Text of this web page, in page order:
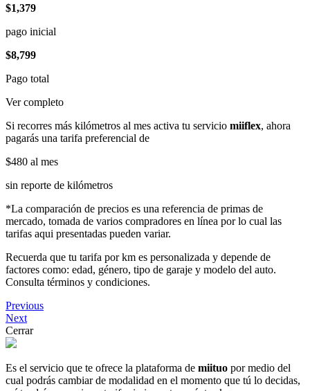
$1,379
pago inicial
$8,799
Pago total
Ver completo
Si recorres más kilómetros al mes activa tu servicio miiflex, ahora
pagarás una tarifa preferencial de
$480 al mes
sin reporte de kilómetros
*La comparación de precios es una referencia de primas de
mercado, tomada de varios compradores en línea por lo cual las
tarifas aqui presentadas pueden variar.
Recuerda que tu tarifa por km es personalizada y depende de
factores como: edad, género, tipo de garaje y modelo del auto.
Consulta términos y condiciones.
Previous
Next
Cerrar
Es el servicio que te ofrece la plataforma de miituo por medio del
cual podrás cambiar de modalidad en el momento que tú lo decidas,